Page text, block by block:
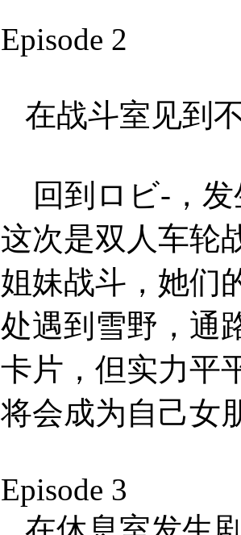
Episode 2
在战斗室见到
回到ロビ-，发
这次是双人车轮
姐妹战斗，她们
处遇到雪野，通
卡片，但实力平
将会成为自己
Episode 3